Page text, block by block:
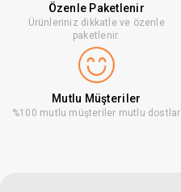
Özenle Paketlenir
Ürünleriniz dikkatle ve özenle
paketlenir.
Mutlu Müşteriler
%100 mutlu müşteriler mutlu dostlar